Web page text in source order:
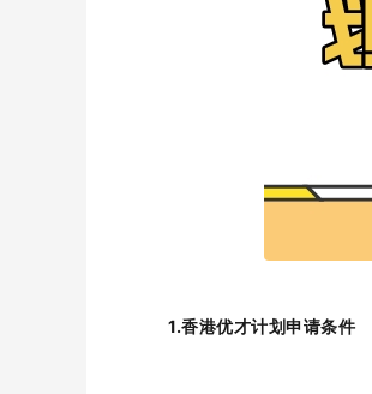
1.香港优才计划申请条件